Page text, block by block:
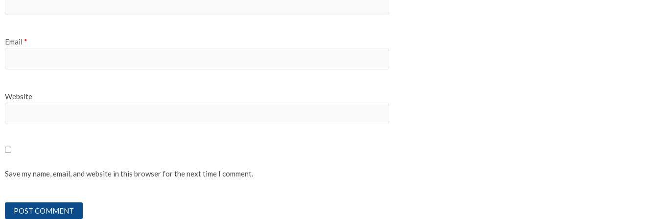
Email *
Website
Save my name, email, and website in this browser for the next time I comment.